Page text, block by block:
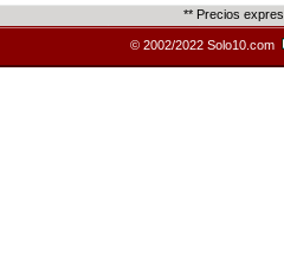
** Precios
© 2002/2022 Solo10.com